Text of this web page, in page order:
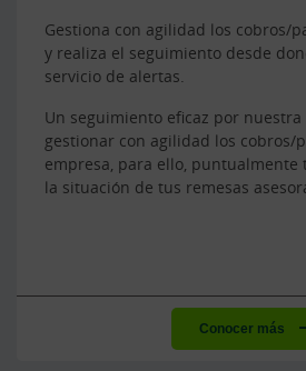
Gestiona con agilidad los cobros/
y realiza el seguimiento desde
servicio de alertas.
Un seguimiento eficaz por
gestionar con agilidad los cobros/
empresa, para ello, puntualmente
la situación de tus remesas
Conocer más